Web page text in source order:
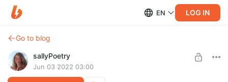
EN LOG IN
Go to blog
sallyPoetry
Jun 03 2022 03:00